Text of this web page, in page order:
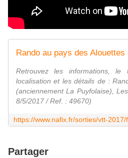
Retrouvez les informations,
localisation et les détails de :
(anciennement La Puyfolaise),
8/5/2017 / Ref. : 49670)
Partager